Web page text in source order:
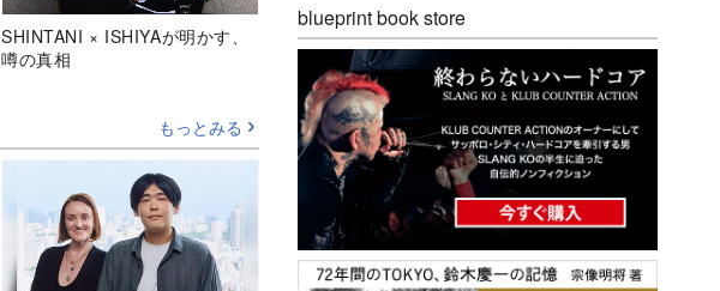
SHINTANI × ISHIYAが明かす、
噂の真相
もっとみる
blueprint book store